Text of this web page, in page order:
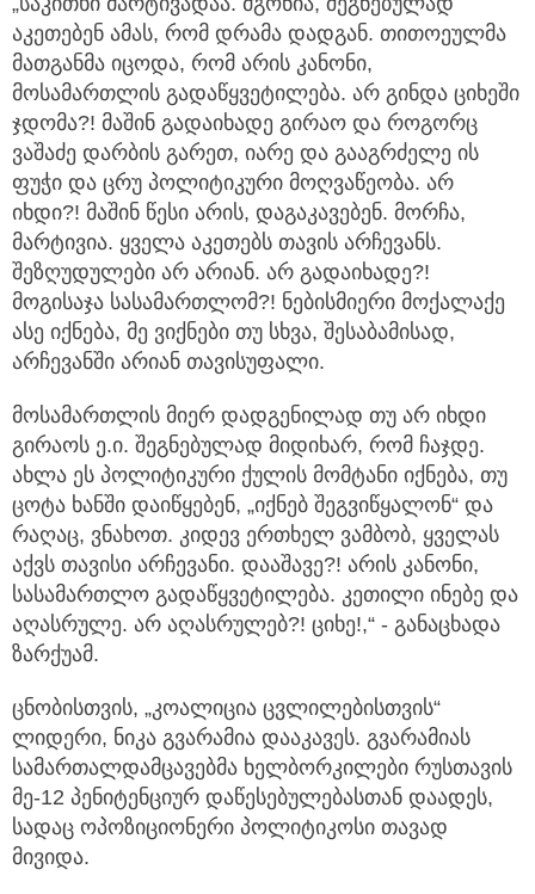
აკეთებენ ამას, რომ დრამა დადგან. თითოეულმა
მათგანმა იცოდა, რომ არის კანონი,
მოსამართლის გადაწყვეტილება. არ გინდა ციხეში
ჯდომა?! მაშინ გადაიხადე გირაო და როგორც
ვაშაძე დარბის გარეთ, იარე და გააგრძელე ის
ფუჭი და ცრუ პოლიტიკური მოღვაწეობა. არ
იხდი?! მაშინ წესი არის, დაგაკავებენ. მორჩა,
მარტივია. ყველა აკეთებს თავის არჩევანს.
შეზღუდულები არ არიან. არ გადაიხადე?!
მოგისაჯა სასამართლომ?! ნებისმიერი მოქალაქე
ასე იქნება, მე ვიქნები თუ სხვა, შესაბამისად,
არჩევანში არიან თავისუფალი.
მოსამართლის მიერ დადგენილად თუ არ იხდი
გირაოს ე.ი. შეგნებულად მიდიხარ, რომ ჩაჯდე.
ახლა ეს პოლიტიკური ქულის მომტანი იქნება, თუ
ცოტა ხანში დაიწყებენ, „იქნებ შეგვიწყალონ“ და
რაღაც, ვნახოთ. კიდევ ერთხელ ვამბობ, ყველას
აქვს თავისი არჩევანი. დააშავე?! არის კანონი,
სასამართლო გადაწყვეტილება. კეთილი ინებე და
აღასრულე. არ აღასრულებ?! ციხე!,“ - განაცხადა
ზარქუამ.
ცნობისთვის, „კოალიცია ცვლილებისთვის“
ლიდერი, ნიკა გვარამია დააკავეს. გვარამიას
სამართალდამცავებმა ხელბორკილები რუსთავის
მე-12 პენიტენციურ დაწესებულებასთან დაადეს,
სადაც ოპოზიციონერი პოლიტიკოსი თავად
მივიდა.